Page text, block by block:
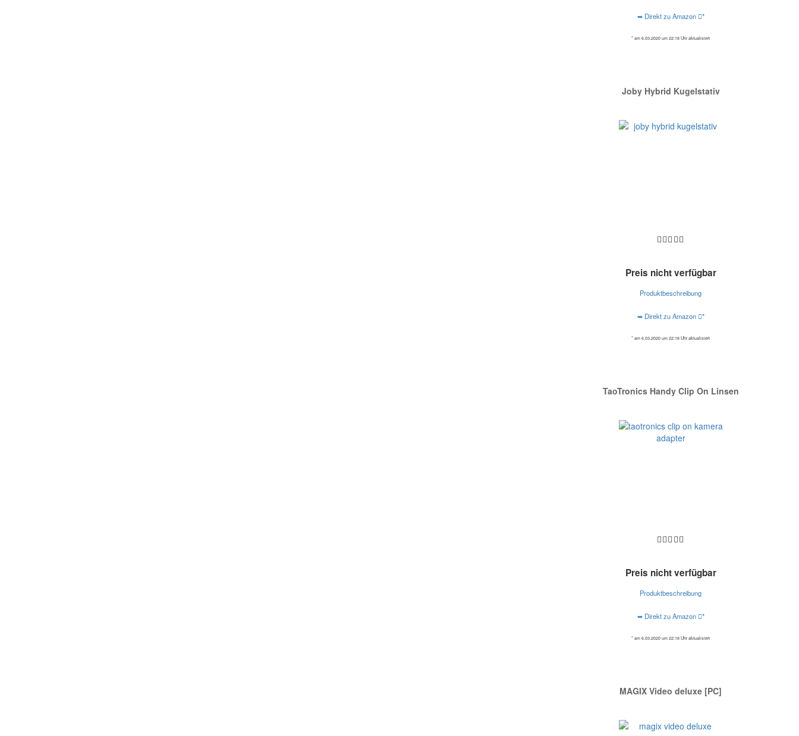
➥ Direkt zu Amazon *
* am 6.03.2020 um 22:18 Uhr aktualisiert
Joby Hybrid Kugelstativ
Preis nicht verfügbar
Produktbeschreibung
➥ Direkt zu Amazon *
* am 6.03.2020 um 22:18 Uhr aktualisiert
TaoTronics Handy Clip On Linsen
Preis nicht verfügbar
Produktbeschreibung
➥ Direkt zu Amazon *
* am 6.03.2020 um 22:18 Uhr aktualisiert
MAGIX Video deluxe [PC]